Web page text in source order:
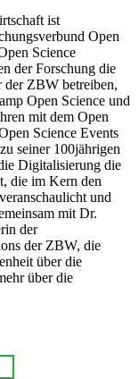
ist
Open
Science
der Forschung die
der ZBW betreiben,
Open Science und
mit dem Open
Science Events
seiner 100jährigen
Digitalisierung die
die im Kern den
und
mit Dr.
der
der ZBW, die
über die
über die